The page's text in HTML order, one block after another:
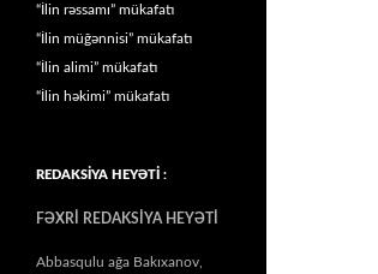
“İlin rəssamı” mükafatı
“İlin müğənnisi” mükafatı
“İlin alimi” mükafatı
“İlin həkimi” mükafatı
REDAKSİYA HEYƏTİ :
FƏXRİ REDAKSİYA HEYƏTİ
Abbasqulu ağa Bakıxanov,